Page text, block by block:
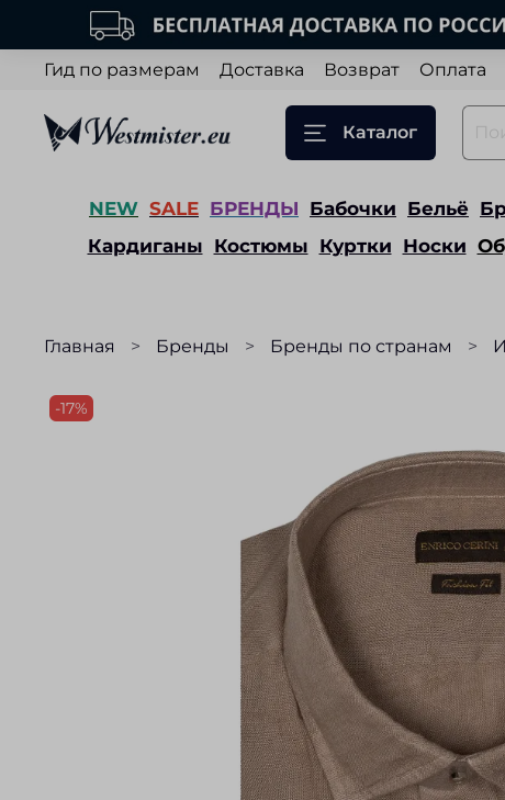
Гид по размерам Доставка Возврат Оплата
Каталог
NEW SALE БРЕНДЫ Бабочки Бельё
Кардиганы Костюмы Куртки Носки
Главная Бренды Бренды по странам
-17%